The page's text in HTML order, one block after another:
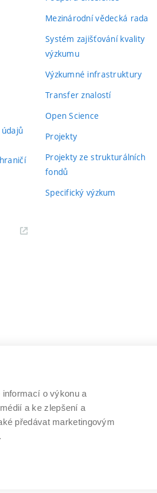
Mezinárodní vědecká rada
Systém zajišťování kvality
výzkumu
Výzkumné infrastruktury
Transfer znalostí
Open Science
Projekty
Projekty ze strukturálních
fondů
Specifický výzkum
V BRNĚ
www.vut.cz
o výkonu a
a ke zlepšení a
předávat marketingovým